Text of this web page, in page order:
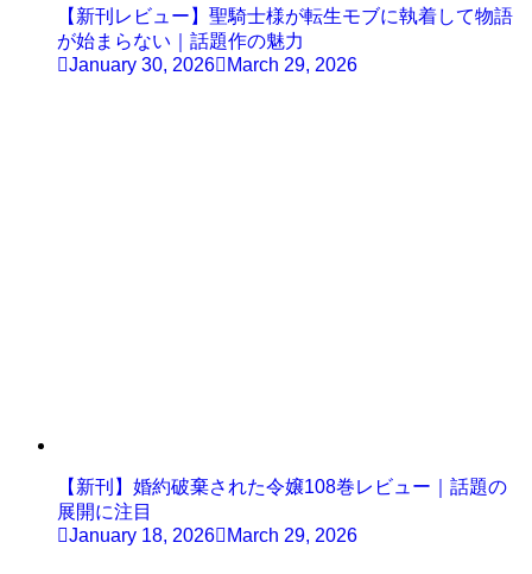
【新刊レビュー】聖騎士様が転生モブに執着して物語
が始まらない｜話題作の魅力
January 30, 2026
March 29, 2026
【新刊】婚約破棄された令嬢108巻レビュー｜話題の
展開に注目
January 18, 2026
March 29, 2026